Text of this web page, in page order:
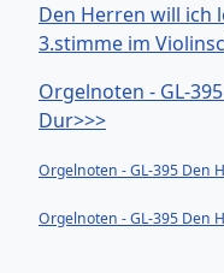
Den Herren will ich
3.stimme im
Orgelnoten - GL-
Dur>>>
Orgelnoten - GL-395 Den
Orgelnoten - GL-395 Den